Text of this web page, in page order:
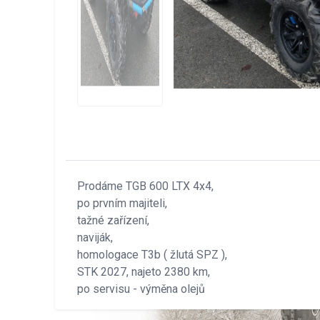
Prodáme TGB 600 LTX 4x4,
po prvním majiteli,
tažné zařízení,
naviják,
homologace T3b ( žlutá SPZ ),
STK 2027, najeto 2380 km,
po servisu - výměna olejů